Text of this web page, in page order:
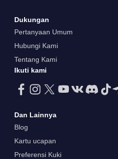
Dukungan
Pertanyaan Umum
Hubungi Kami
Tentang Kami
Ikuti kami
Dan Lainnya
Blog
Kartu ucapan
Preferensi Kuki